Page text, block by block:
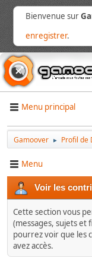
Bienvenue sur
enregistrer.
Menu principal
Gamoover ► Profil de
Menu
Voir les
Cette section vous
(messages, sujets et
pourrez voir que les
avez accès.